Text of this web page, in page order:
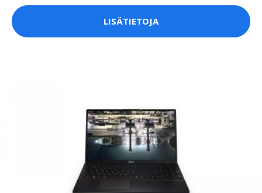
LISÄTIETOJA